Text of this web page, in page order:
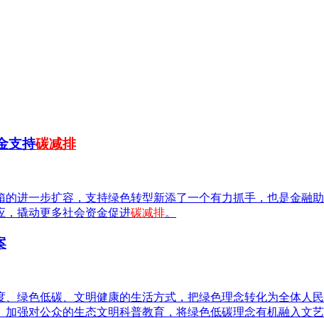
支持碳减排
进一步扩容，支持绿色转型新添了一个有力抓手，也是金融
，撬动更多社会资金促进碳减排。
绿色低碳、文明健康的生活方式，把绿色理念转化为全体人
强对公众的生态文明科普教育，将绿色低碳理念有机融入文